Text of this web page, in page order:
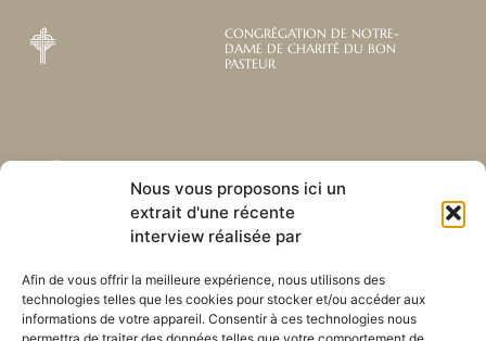
Nous vous proposons ici un
extrait d'une récente
interview réalisée par
Afin de vous offrir la meilleure expérience, nous utilisons des
technologies telles que les cookies pour stocker et/ou accéder aux
informations de votre appareil. Consentir à ces technologies nous
CONGRÉGATION DE NOTRE-
DAME DE CHARITÉ DU BON
PASTEUR
Abonnez-vous à notre
newsletter mensuelle
Recevez les dernières nouvelles
nos ministères à travers le monde.
Liens utiles
Envoyez-nous votre
Plan du site